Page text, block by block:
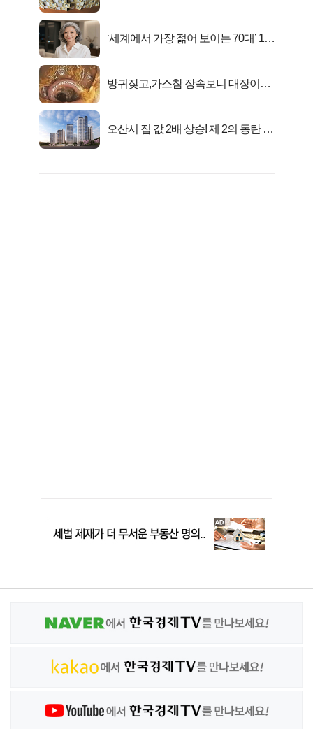
‘세계에서 가장 젊어 보이는 70대’ 1위
방귀잦고,가스참 장속보니 대장이아
오산시 집 값 2배 상승! 제 2의 동탄 신